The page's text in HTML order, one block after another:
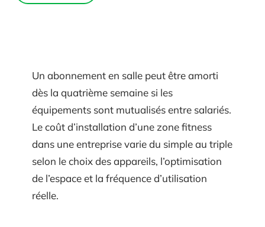
Un abonnement en salle peut être amorti
dès la quatrième semaine si les
équipements sont mutualisés entre salariés.
Le coût d’installation d’une zone fitness
dans une entreprise varie du simple au triple
selon le choix des appareils, l’optimisation
de l’espace et la fréquence d’utilisation
réelle.